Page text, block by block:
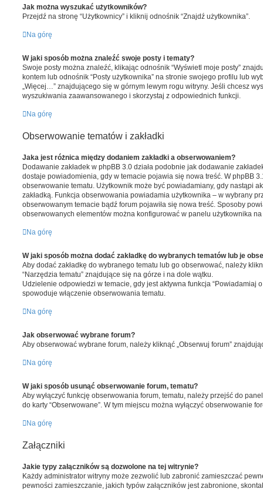
Jak można wyszukać użytkowników?
Przejdź na stronę “Użytkownicy” i kliknij odnośnik “Znajdź użytkownika”.
Na górę
W jaki sposób można znaleźć swoje posty i tematy?
Swoje posty można znaleźć, klikając odnośnik “Wyświetl moje posty”
kontem lub odnośnik “Posty użytkownika” na stronie swojego profilu lub
„Więcej…” znajdującego się w górnym lewym rogu witryny. Jeśli chcesz
wyszukiwania zaawansowanego i skorzystaj z odpowiednich funkcji.
Na górę
Obserwowanie tematów i zakładki
Jaka jest różnica między dodaniem zakładki a obserwowaniem?
Dodawanie zakładek w phpBB 3.0 działa podobnie jak dodawanie
dostaje powiadomienia, gdy w temacie pojawia się nowa treść. W phpBB
obserwowanie tematu. Użytkownik może być powiadamiany, gdy nastąpi
zakładką. Funkcja obserwowania powiadamia użytkownika – w wybrany
obserwowanym temacie bądź forum pojawiła się nowa treść. Sposoby
obserwowanych elementów można konfigurować w panelu użytkownika na
Na górę
W jaki sposób można dodać zakładkę do wybranych tematów lub je
Aby dodać zakładkę do wybranego tematu lub go obserwować, należy
“Narzędzia tematu” znajdujące się na górze i na dole wątku.
Udzielenie odpowiedzi w temacie, gdy jest aktywna funkcja “Powiadamiaj
spowoduje włączenie obserwowania tematu.
Na górę
Jak obserwować wybrane forum?
Aby obserwować wybrane forum, należy kliknąć „Obserwuj forum”
Na górę
W jaki sposób usunąć obserwowanie forum, tematu?
Aby wyłączyć funkcję obserwowania forum, tematu, należy przejść do
do karty “Obserwowane”. W tym miejscu można wyłączyć obserwowanie
Na górę
Załączniki
Jakie typy załączników są dozwolone na tej witrynie?
Każdy administrator witryny może zezwolić lub zabronić zamieszczać
pewności zamieszczanie, jakich typów załączników jest zabronione,